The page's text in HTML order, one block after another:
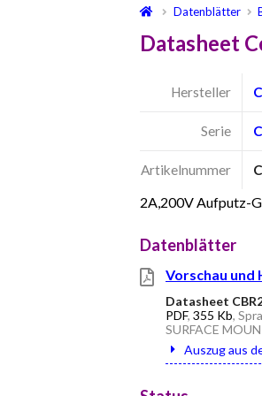
Datenblätter
Datasheet
Hersteller
Serie
Artikelnummer
2A,200V Aufputz-
Datenblätter
Vorschau und
Datasheet
PDF, 355 Kb,
SURFACE
Auszug aus